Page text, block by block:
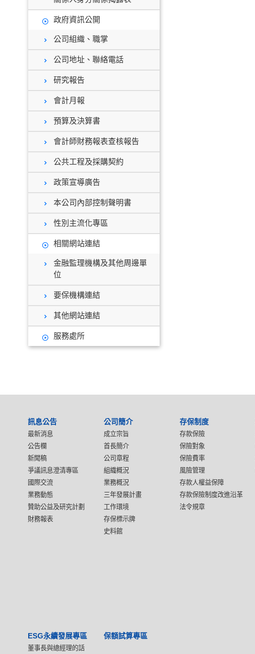
政府資訊公開
公司組織、職掌
公司地址、聯絡電話
研究報告
會計月報
預算及決算書
會計師財務報表查核報告
公共工程及採購契約
政策宣導廣告
本公司內部控制聲明書
性別主流化專區
相關網站連結
金融監理機構及其他周邊單
位
要保機構連結
其他網站連結
服務處所
訊息公告
最新消息
公告欄
新聞稿
爭議訊息澄清專區
國際交流
業務動態
贊助公益及研究計劃
財務報表
公司簡介
成立宗旨
首長簡介
公司章程
組織概況
業務概況
三年發展計畫
工作環境
存保標示牌
史料館
存保制度
存款保險
保險對象
保險費率
風險管理
存款人權益保障
存款保險制度改進沿革
法令規章
ESG永續發展專區
董事長與總經理的話
保額試算專區